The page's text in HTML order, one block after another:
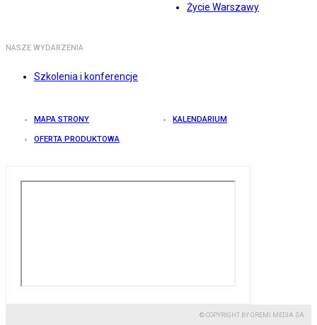
Życie Warszawy
NASZE WYDARZENIA
Szkolenia i konferencje
MAPA STRONY KALENDARIUM
OFERTA PRODUKTOWA
© COPYRIGHT BY GREMI MEDIA SA